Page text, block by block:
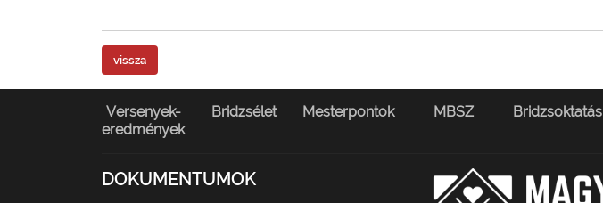
vissza
Versenyek-
eredmények
Bridzsélet Mesterpontok MBSZ Bridzsoktatás
DOKUMENTUMOK